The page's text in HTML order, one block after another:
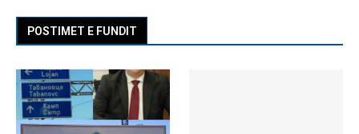
POSTIMET E FUNDIT